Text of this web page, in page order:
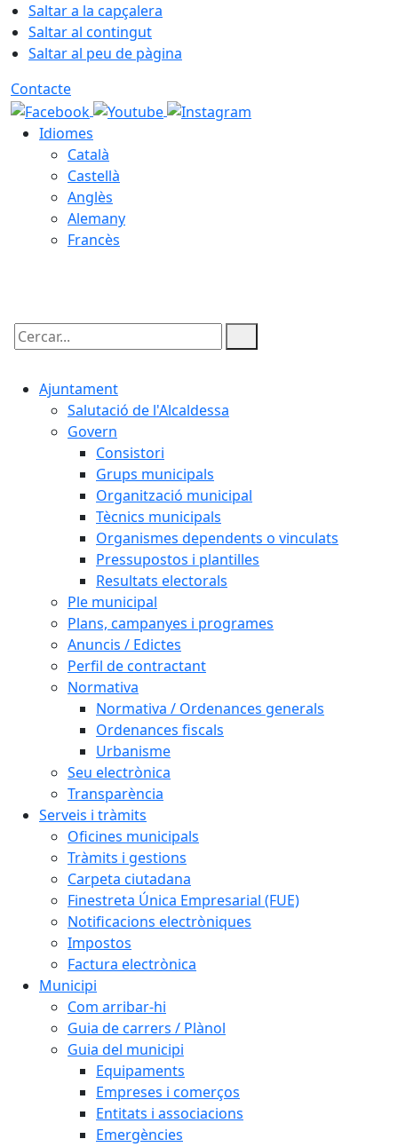
Saltar a la capçalera
Saltar al contingut
Saltar al peu de pàgina
Contacte
Idiomes
Català
Castellà
Anglès
Alemany
Francès
Cercar:
Ajuntament
Salutació de l'Alcaldessa
Govern
Consistori
Grups municipals
Organització municipal
Tècnics municipals
Organismes dependents o vinculats
Pressupostos i plantilles
Resultats electorals
Ple municipal
Plans, campanyes i programes
Anuncis / Edictes
Perfil de contractant
Normativa
Normativa / Ordenances generals
Ordenances fiscals
Urbanisme
Seu electrònica
Transparència
Serveis i tràmits
Oficines municipals
Tràmits i gestions
Carpeta ciutadana
Finestreta Única Empresarial (FUE)
Notificacions electròniques
Impostos
Factura electrònica
Municipi
Com arribar-hi
Guia de carrers / Plànol
Guia del municipi
Equipaments
Empreses i comerços
Entitats i associacions
Emergències